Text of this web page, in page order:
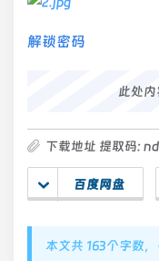
解锁密码
此处
下载地址 提取码:
百度网盘
本文共 163个字数